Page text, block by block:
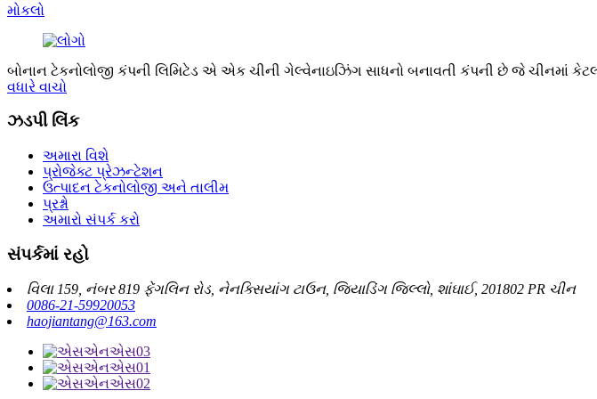
મોકલો
બોનાન ટેકનોલોજી કંપની લિમિટેડ એ એક ચીની ગેલ્વેનાઇઝિંગ સાધનો બનાવતી કંપની છે જે ચીનમાં
વધારે વાચો
ઝડપી લિંક
અમારા વિશે
પ્રોજેક્ટ પ્રેઝન્ટેશન
ઉત્પાદન ટેકનોલોજી અને તાલીમ
પ્રશ્નો
અમારો સંપર્ક કરો
સંપર્કમાં રહો
વિલા 159, નંબર 819 ફેંગલિન રોડ, નેનક્સિયાંગ ટાઉન, જિયાડિંગ જિલ્લો, શાંઘાઈ, 201802 PR ચીન
0086-21-59920053
haojiantang@163.com